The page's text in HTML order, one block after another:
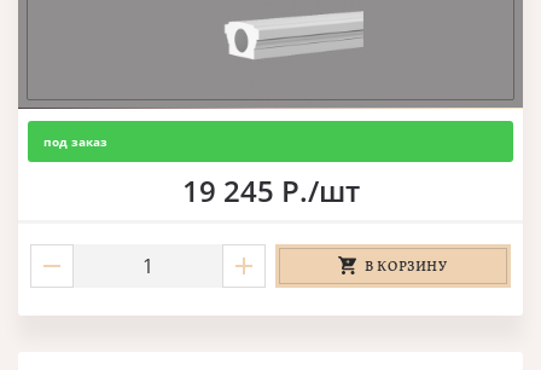
под заказ
19 245 Р./шт
В КОРЗИНУ